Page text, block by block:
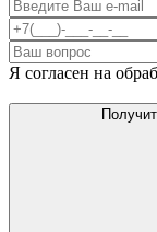
Я согласен на